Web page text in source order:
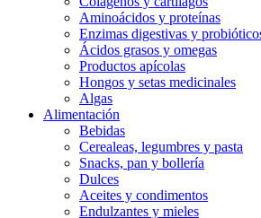
Aminoácidos y proteínas
Enzimas digestivas y
Ácidos grasos y omegas
Productos apícolas
Hongos y setas medicinales
Algas
Alimentación
Bebidas
Cerealeas, legumbres y pasta
Snacks, pan y bollería
Dulces
Aceites y condimentos
Endulzantes y mieles